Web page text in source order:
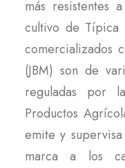
más resistentes
cultivo de Típica
comercializados
(JBM) son de
reguladas por
Productos
emite y
marca a los